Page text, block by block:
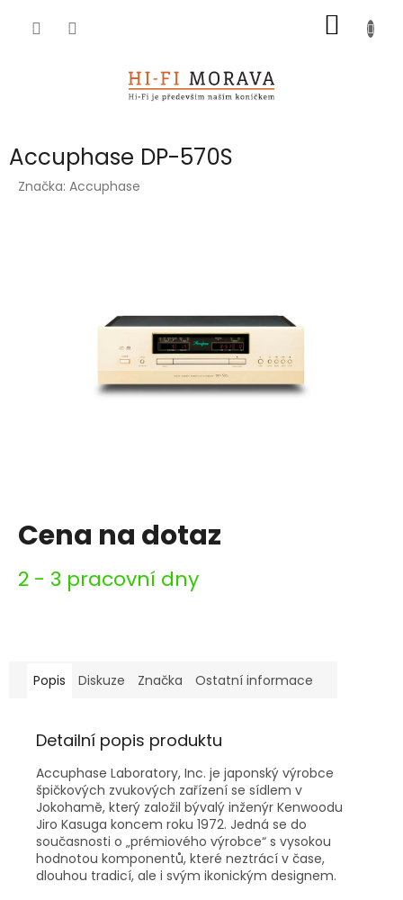
KOŠÍK
Accuphase DP-570S
Značka: Accuphase
Cena na dotaz
cena:
2 - 3 pracovní dny
Popis Diskuze Značka Ostatní informace
Detailní popis produktu
Accuphase Laboratory, Inc. je japonský výrobce
špičkových zvukových zařízení se sídlem v
Jokohamě, který založil bývalý inženýr Kenwoodu
Jiro Kasuga koncem roku 1972. Jedná se do
současnosti o „prémiového výrobce“ s vysokou
hodnotou komponentů, které neztrácí v čase,
dlouhou tradicí, ale i svým ikonickým designem.